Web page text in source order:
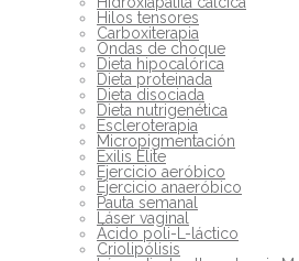
Hilos tensores
Carboxiterapia
Ondas de choque
Dieta hipocalórica
Dieta proteinada
Dieta disociada
Dieta nutrigenética
Escleroterapia
Micropigmentación
Exilis Elite
Ejercicio aeróbico
Ejercicio anaeróbico
Pauta semanal
Láser vaginal
Ácido poli-L-láctico
Criolipólisis